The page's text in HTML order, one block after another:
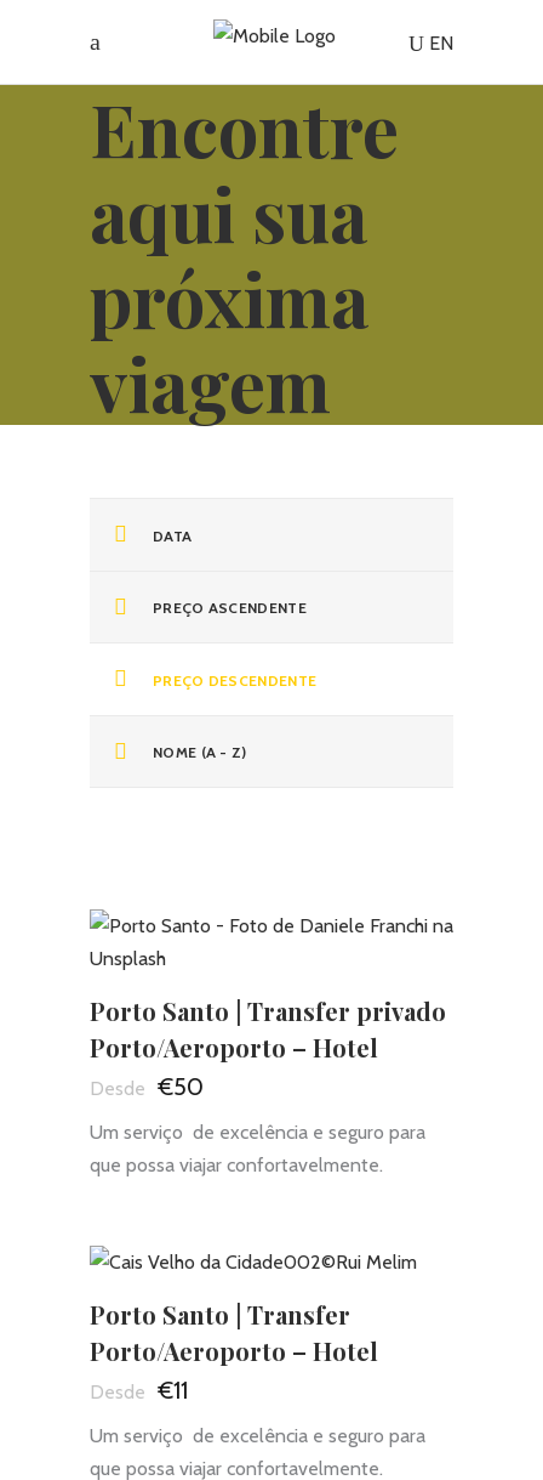
EN
Encontre
aqui sua
próxima
viagem
DATA
PREÇO ASCENDENTE
PREÇO DESCENDENTE
NOME (A - Z)
Porto Santo | Transfer privado
Porto/Aeroporto – Hotel
€50
Um serviço de excelência e seguro para
que possa viajar confortavelmente.
Porto Santo | Transfer
Porto/Aeroporto – Hotel
€11
Um serviço de excelência e seguro para
que possa viajar confortavelmente.